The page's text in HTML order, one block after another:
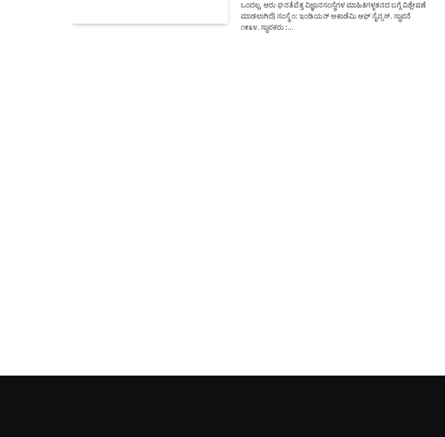
ಒಂದಲ್ಲ, ಆರು ಘನತೆವೆತ್ತ ವಿಜ್ಞಾನಸಂಸ್ಥೆಗಳ ಮಾಹಿತಿಗಳ್ಳತನದ ಬಗ್ಗೆ ವಿಶ್ಲೇಷಣೆ
ಮಾಡಲಾಗಿದೆ) ಸಂಸ್ಥೆ ೧: ಇಂಡಿಯನ್ ಅಕಾಡೆಮಿ ಆಫ್ ಸೈನ್ಸಸ್. ಸ್ಥಾಪನೆ
೧೯೩೪. ಸ್ಥಾಪಕರು :…